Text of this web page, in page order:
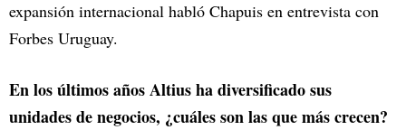
expansión internacional habló Chapuis en entrevista con
Forbes Uruguay.
En los últimos años Altius ha diversificado sus
unidades de negocios, ¿cuáles son las que más crecen?